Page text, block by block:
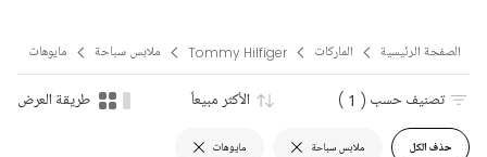
الصفحة الرئيسية الماركات Tommy Hilfiger ملابس سباحة مايوهات
حذف الكل ملابس سباحة مايوهات
تصنيف حسب ( 1 ) الأكثر مبيعاً طريقة العرض